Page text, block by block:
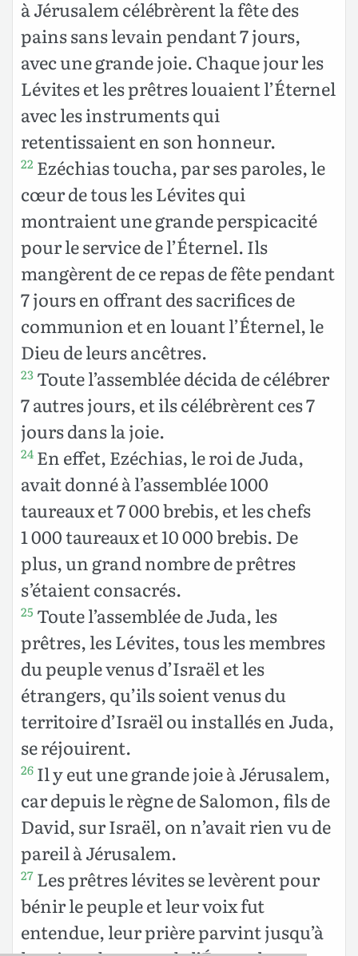
à Jérusalem célébrèrent la fête des
pains sans levain pendant 7 jours,
avec une grande joie. Chaque jour les
Lévites et les prêtres louaient l’Éternel
avec les instruments qui
retentissaient en son honneur.
22 Ezéchias toucha, par ses paroles, le
cœur de tous les Lévites qui
montraient une grande perspicacité
pour le service de l’Éternel. Ils
mangèrent de ce repas de fête pendant
7 jours en offrant des sacrifices de
communion et en louant l’Éternel, le
Dieu de leurs ancêtres.
23 Toute l’assemblée décida de célébrer
7 autres jours, et ils célébrèrent ces 7
jours dans la joie.
24 En effet, Ezéchias, le roi de Juda,
avait donné à l’assemblée 1000
taureaux et 7 000 brebis, et les chefs
1 000 taureaux et 10 000 brebis. De
plus, un grand nombre de prêtres
s’étaient consacrés.
25 Toute l’assemblée de Juda, les
prêtres, les Lévites, tous les membres
du peuple venus d’Israël et les
étrangers, qu’ils soient venus du
territoire d’Israël ou installés en Juda,
se réjouirent.
26 Il y eut une grande joie à Jérusalem,
car depuis le règne de Salomon, fils de
David, sur Israël, on n’avait rien vu de
pareil à Jérusalem.
27 Les prêtres lévites se levèrent pour
bénir le peuple et leur voix fut
entendue, leur prière parvint jusqu’à